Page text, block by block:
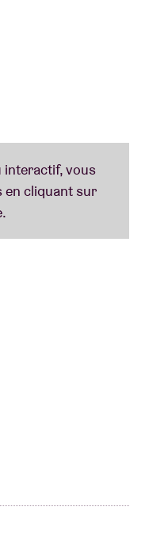
sortie marque
d’artiste et
message. Un
dans un monde